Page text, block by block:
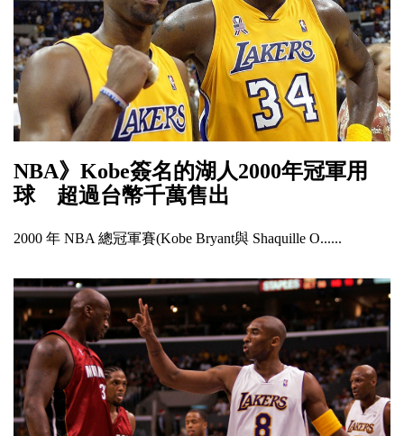
NBA》Kobe簽名的湖人2000年冠軍用
球 超過台幣千萬售出
2000 年 NBA 總冠軍賽(Kobe Bryant與 Shaquille O......